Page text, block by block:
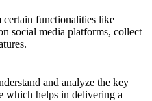
certain functionalities like
social media platforms, collect
and analyze the key
which helps in delivering a